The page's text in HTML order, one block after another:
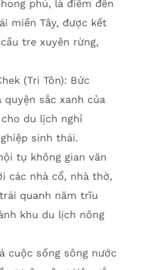
phú, là điểm đến
miền Tây, được kết
tre xuyên rừng,
(Tri Tôn): Bức
sắc xanh của
du lịch nghỉ
sinh thái.
tụ không gian văn
các nhà cổ, nhà thờ,
quanh năm trĩu
khu du lịch nông
cuộc sống sông nước